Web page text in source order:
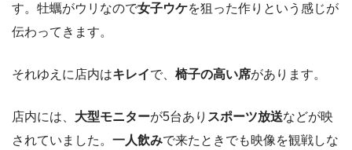
す。牡蠣がウリなので女子ウケを狙った作りという感じが
伝わってきます。
それゆえに店内はキレイで、 椅子の高い席があります。
店内には、 大型モニターが5台あり スポーツ放送などが映
されていました。 一人飲みで来たときでも映像を観戦しな